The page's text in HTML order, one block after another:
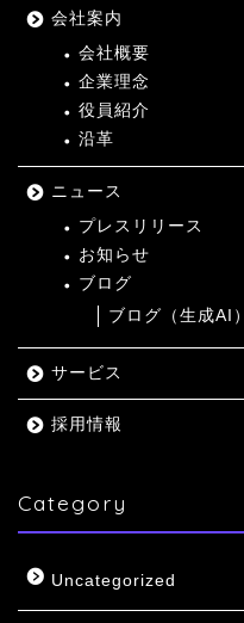
会社案内
会社概要
企業理念
役員紹介
沿革
ニュース
プレスリリース
お知らせ
ブログ
ブログ（生成AI）
サービス
採用情報
Category
Uncategorized